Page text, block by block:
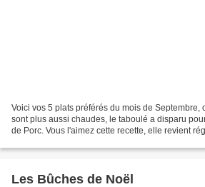
Voici vos 5 plats préférés du mois de Septembre,
sont plus aussi chaudes, le taboulé a disparu
de Porc. Vous l'aimez cette recette, elle revient
Les Bûches de Noël